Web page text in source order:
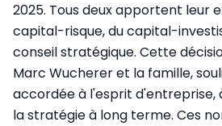
2025. Tous deux apportent leur
capital-risque, du capital-
conseil stratégique. Cette
Marc Wucherer et la famille,
accordée à l'esprit d'entreprise,
la stratégie à long terme. Ces